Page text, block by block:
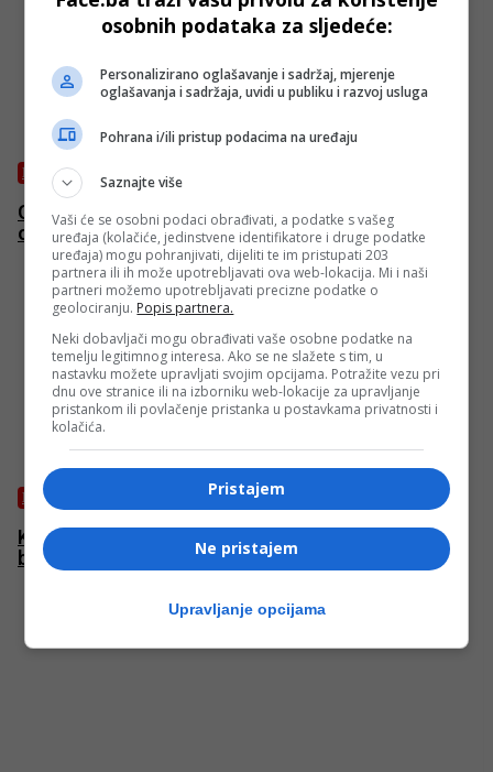
NAUKA I TEHNOLOGIJA
Google Earth ima novu značajku koja nas je
oduševila
NAUKA I TEHNOLOGIJA
Kako crna pozadina može pomoći kod uštede
baterije na pametnom telefonu?
osobnih podataka za sljedeće:
Personalizirano oglašavanje i sadržaj, mjerenje
oglašavanja i sadržaja, uvidi u publiku i razvoj usluga
Pohrana i/ili pristup podacima na uređaju
Saznajte više
Vaši će se osobni podaci obrađivati, a podatke s vašeg
uređaja (kolačiće, jedinstvene identifikatore i druge podatke
uređaja) mogu pohranjivati, dijeliti te im pristupati 203
partnera ili ih može upotrebljavati ova web-lokacija. Mi i naši
partneri možemo upotrebljavati precizne podatke o
geolociranju. Popis partnera.
Neki dobavljači mogu obrađivati vaše osobne podatke na
temelju legitimnog interesa. Ako se ne slažete s tim, u
nastavku možete upravljati svojim opcijama. Potražite vezu pri
dnu ove stranice ili na izborniku web-lokacije za upravljanje
pristankom ili povlačenje pristanka u postavkama privatnosti i
kolačića.
Pristajem
Ne pristajem
Upravljanje opcijama